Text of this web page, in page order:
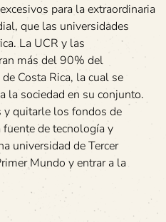
para la extraordinaria
que las universidades
La UCR y las
más del 90% del
Costa Rica, la cual se
la sociedad en su conjunto.
y quitarle los fondos de
de tecnología y
universidad de Tercer
Mundo y entrar a la